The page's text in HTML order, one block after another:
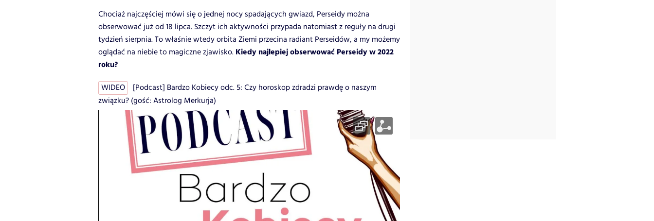
Chociaż najczęściej mówi się o jednej nocy spadających gwiazd, Perseidy można
obserwować już od 18 lipca. Szczyt ich aktywności przypada natomiast z reguły na drugi
tydzień sierpnia. To właśnie wtedy orbita Ziemi przecina radiant Perseidów, a my możemy
oglądać na niebie to magiczne zjawisko. Kiedy najlepiej obserwować Perseidy w 2022
roku?
WIDEO
[Podcast] Bardzo Kobiecy odc. 5: Czy horoskop zdradzi prawdę o naszym
związku? (gość: Astrolog Merkurja)